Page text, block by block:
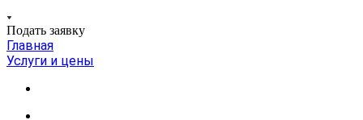
Подать заявку
Главная
Услуги и цены